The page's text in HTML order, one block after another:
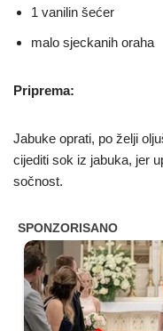
1 vanilin šećer
malo sjeckanih oraha
Priprema:
Jabuke oprati, po želji
cijediti sok iz jabuka, jer
sočnost.